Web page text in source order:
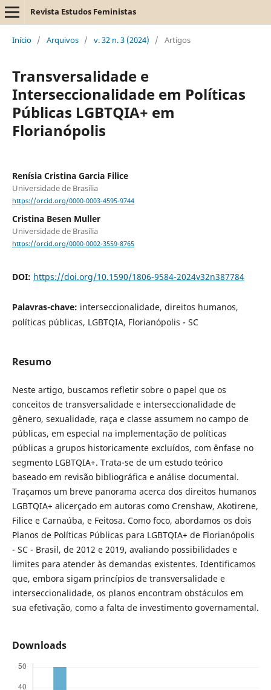
Revista Estudos Feministas
Início / Arquivos / v. 32 n. 3 (2024) / Artigos
Transversalidade e
Interseccionalidade em Políticas
Públicas LGBTQIA+ em
Florianópolis
Renísia Cristina Garcia Filice
Universidade de Brasília
https://orcid.org/0000-0003-4595-9744
Cristina Besen Muller
Universidade de Brasília
https://orcid.org/0000-0002-3559-8765
DOI: https://doi.org/10.1590/1806-9584-2024v32n387784
Palavras-chave: interseccionalidade, direitos humanos,
políticas públicas, LGBTQIA, Florianópolis - SC
Resumo
Neste artigo, buscamos refletir sobre o papel que os
conceitos de transversalidade e interseccionalidade de
gênero, sexualidade, raça e classe assumem no campo de
públicas, em especial na implementação de políticas
públicas a grupos historicamente excluídos, com ênfase no
segmento LGBTQIA+. Trata-se de um estudo teórico
baseado em revisão bibliográfica e análise documental.
Traçamos um breve panorama acerca dos direitos humanos
LGBTQIA+ alicerçado em autoras como Crenshaw, Akotirene,
Filice e Carnaúba, e Feitosa. Como foco, abordamos os dois
Planos de Políticas Públicas para LGBTQIA+ de Florianópolis
- SC - Brasil, de 2012 e 2019, avaliando possibilidades e
limites para atender às demandas existentes. Identificamos
que, embora sigam princípios de transversalidade e
interseccionalidade, os planos encontram obstáculos em
sua efetivação, como a falta de investimento governamental.
Downloads